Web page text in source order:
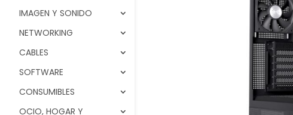
IMAGEN Y SONIDO
NETWORKING
CABLES
SOFTWARE
CONSUMIBLES
OCIO, HOGAR Y